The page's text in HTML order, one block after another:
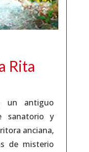
Rita
un antiguo
sanatorio y
anciana,
de misterio